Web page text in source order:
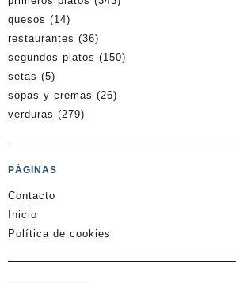
quesos (14)
restaurantes (36)
segundos platos (150)
setas (5)
sopas y cremas (26)
verduras (279)
PÁGINAS
Contacto
Inicio
Política de cookies